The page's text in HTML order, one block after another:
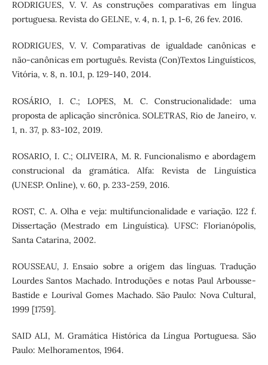
RODRIGUES, V. V. As construções comparativas em língua
portuguesa. Revista do GELNE, v. 4, n. 1, p. 1-6, 26 fev. 2016.
RODRIGUES, V. V. Comparativas de igualdade canônicas e
não-canônicas em português. Revista (Con)Textos Linguísticos,
Vitória, v. 8, n. 10.1, p. 129-140, 2014.
ROSÁRIO, I. C.; LOPES, M. C. Construcionalidade: uma
proposta de aplicação sincrônica. SOLETRAS, Rio de Janeiro, v.
1, n. 37, p. 83-102, 2019.
ROSARIO, I. C.; OLIVEIRA, M. R. Funcionalismo e abordagem
construcional da gramática. Alfa: Revista de Linguística
(UNESP. Online), v. 60, p. 233-259, 2016.
ROST, C. A. Olha e veja: multifuncionalidade e variação. 122 f.
Dissertação (Mestrado em Linguística). UFSC: Florianópolis,
Santa Catarina, 2002.
ROUSSEAU, J. Ensaio sobre a origem das línguas. Tradução
Lourdes Santos Machado. Introduções e notas Paul Arbousse-
Bastide e Lourival Gomes Machado. São Paulo: Nova Cultural,
1999 [1759].
SAID ALI, M. Gramática Histórica da Língua Portuguesa. São
Paulo: Melhoramentos, 1964.